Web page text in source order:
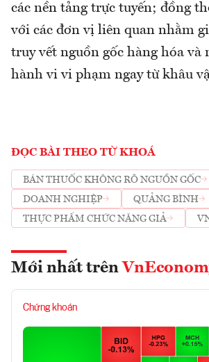
các nền tảng trực tuyến; đồng
với các đơn vị liên quan nhằm
truy vết nguồn gốc hàng hóa và
hành vi vi phạm ngay từ khâu
ĐỌC BÀI THEO TỪ KHOÁ
BÁN THUỐC KHÔNG RÕ NGUỒN GỐC
DOANH NGHIỆP
QUẢNG BÌNH
THỰC PHẨM CHỨC NĂNG GIẢ
Mới nhất trên
Chứng khoán